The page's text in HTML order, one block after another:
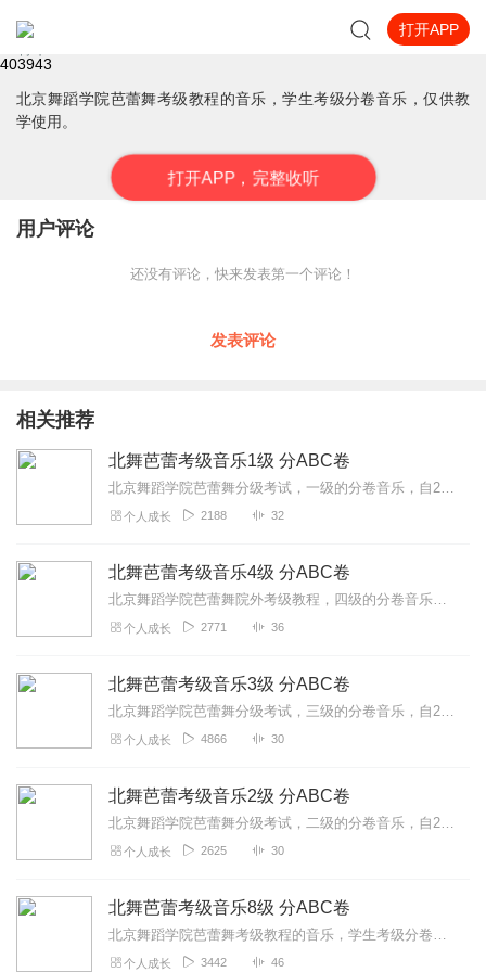
打开APP
北舞芭蕾考级音乐5级 分ABC卷
403943
北京舞蹈学院芭蕾舞考级教程的音乐，学生考级分卷音乐，仅供教
学使用。
打开APP，完整收听
用户评论
还没有评论，快来发表第一个评论！
发表评论
相关推荐
北舞芭蕾考级音乐1级 分ABC卷
北京舞蹈学院芭蕾舞分级考试，一级的分卷音乐，自2024年7月份起实行ABC分卷，顺序重复的表示则其一即可。
个人成长 2188 32
北舞芭蕾考级音乐4级 分ABC卷
北京舞蹈学院芭蕾舞院外考级教程，四级的分卷音乐。自2024年7月份开始实行分ABC卷，顺序重复的表示则其一即可，仅供教学使用。
个人成长 2771 36
北舞芭蕾考级音乐3级 分ABC卷
北京舞蹈学院芭蕾舞分级考试，三级的分卷音乐，自2024年7月份起实行ABC分卷，顺序重复的表示，则其一即可。
个人成长 4866 30
北舞芭蕾考级音乐2级 分ABC卷
北京舞蹈学院芭蕾舞分级考试，二级的分卷音乐，自2024年7月份起实行ABC分卷，顺序重复的表示，则其一即可。
个人成长 2625 30
北舞芭蕾考级音乐8级 分ABC卷
北京舞蹈学院芭蕾舞考级教程的音乐，学生考级分卷音乐，仅供教学使用。
个人成长 3442 46